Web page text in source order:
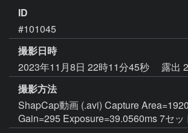
ID
#101045
撮影日時
2023年11月8日 22時11分45秒
露出
撮影方法
ShapCap動画 (.avi) Capture
Gain=295 Exposure=39.0560ms 7セッ